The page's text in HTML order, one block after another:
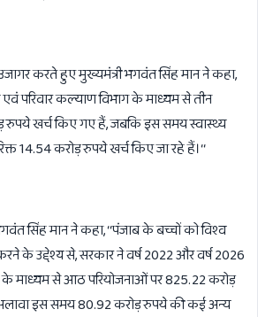
करते हुए मुख्यमंत्री भगवंत सिंह मान ने कहा,
एवं परिवार कल्याण विभाग के माध्यम से तीन
रुपये खर्च किए गए हैं, जबकि इस समय स्वास्थ्य
14.54 करोड़ रुपये खर्च किए जा रहे हैं।‘‘
सिंह मान ने कहा, ‘‘पंजाब के बच्चों को विश्व
करने के उद्देश्य से, सरकार ने वर्ष 2022 और वर्ष 2026
के माध्यम से आठ परियोजनाओं पर 825.22 करोड़
इस समय 80.92 करोड़ रुपये की कई अन्य